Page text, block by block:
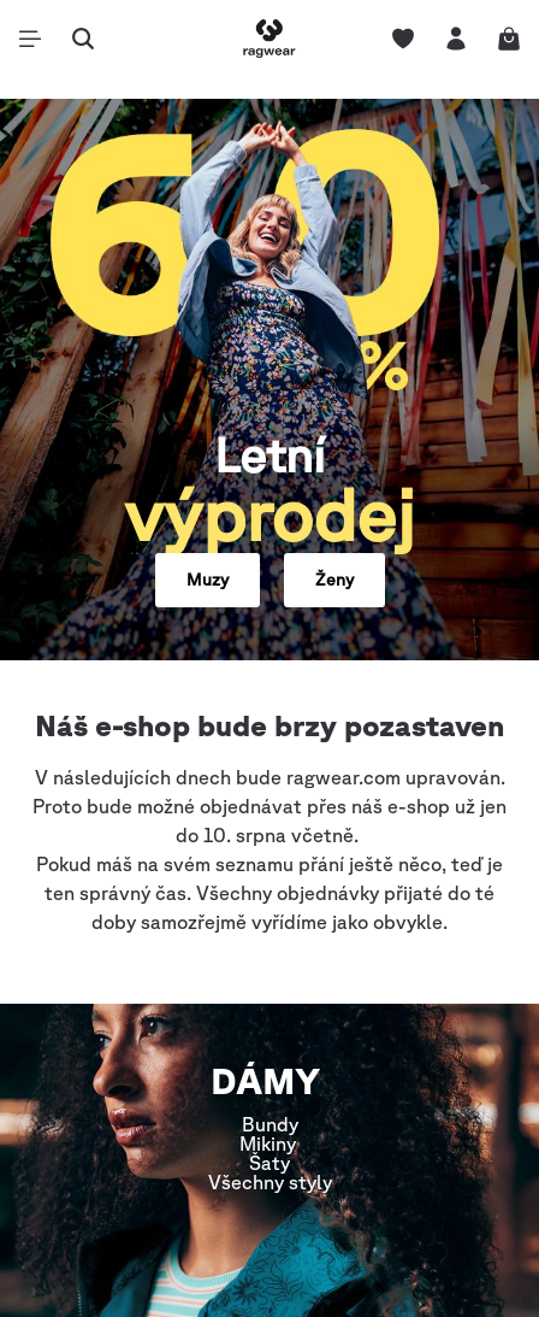
Letní
výprodej
Muzy Ženy
Náš e-shop bude brzy pozastaven
V následujících dnech bude ragwear.com upravován.
Proto bude možné objednávat přes náš e-shop už jen
do 10. srpna včetně.
Pokud máš na svém seznamu přání ještě něco, teď je
ten správný čas. Všechny objednávky přijaté do té
doby samozřejmě vyřídíme jako obvykle.
DÁMY
Bundy
Mikiny
Šaty
Všechny styly